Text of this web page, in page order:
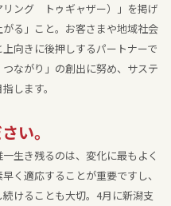
ング トゥギャザー）」を掲げ
る」こと。お客さまや地域社会
向きに後押しするパートナーで
ながり」の創出に努め、サステ
します。
い。
生き残るのは、変化に最もよく
く適応することが重要ですし、
けることも大切。4月に新潟支